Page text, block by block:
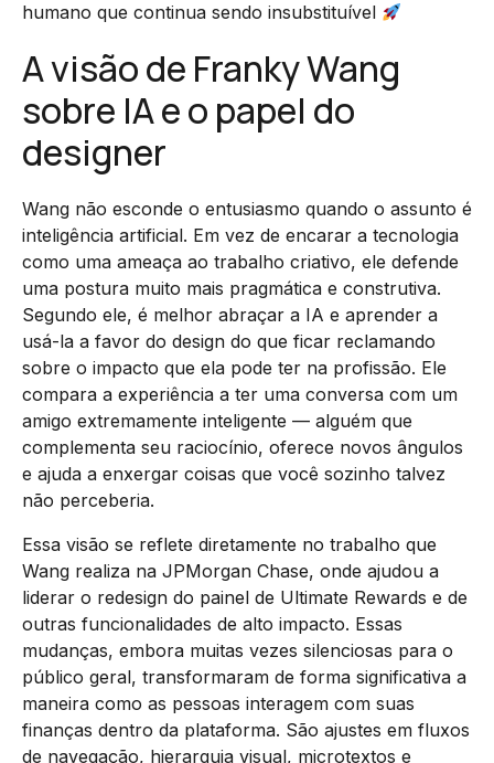
humano que continua sendo insubstituível
A visão de Franky Wang
sobre IA e o papel do
designer
Wang não esconde o entusiasmo quando o assunto é
inteligência artificial. Em vez de encarar a tecnologia
como uma ameaça ao trabalho criativo, ele defende
uma postura muito mais pragmática e construtiva.
Segundo ele, é melhor abraçar a IA e aprender a
usá-la a favor do design do que ficar reclamando
sobre o impacto que ela pode ter na profissão. Ele
compara a experiência a ter uma conversa com um
amigo extremamente inteligente — alguém que
complementa seu raciocínio, oferece novos ângulos
e ajuda a enxergar coisas que você sozinho talvez
não perceberia.
Essa visão se reflete diretamente no trabalho que
Wang realiza na JPMorgan Chase, onde ajudou a
liderar o redesign do painel de Ultimate Rewards e de
outras funcionalidades de alto impacto. Essas
mudanças, embora muitas vezes silenciosas para o
público geral, transformaram de forma significativa a
maneira como as pessoas interagem com suas
finanças dentro da plataforma. São ajustes em fluxos
de navegação, hierarquia visual, microtextos e